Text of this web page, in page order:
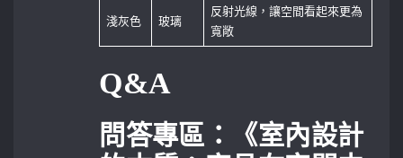
淺灰色 玻璃
反射光線，讓空間看起來更為
寬敞
Q&A
問答專區：《室內設計